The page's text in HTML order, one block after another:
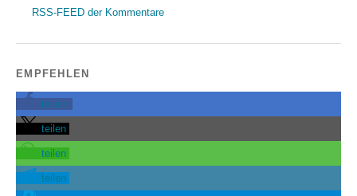
RSS-FEED der Kommentare
EMPFEHLEN
teilen
teilen
teilen
teilen